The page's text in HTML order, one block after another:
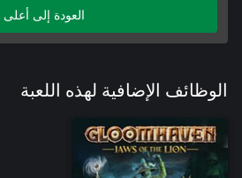
العودة إلى أعلى
الوظائف الإضافية لهذه اللعبة